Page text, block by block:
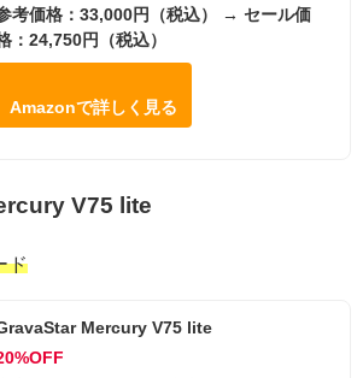
考価格：33,000円（税込） → セール価
：24,750円（税込）
Amazonで詳しく見る
V75 lite
ド
Mercury V75 lite